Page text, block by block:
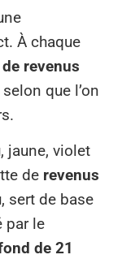
À chaque
revenus
que l’on
jaune, violet
de revenus
sert de base
par le
de 21